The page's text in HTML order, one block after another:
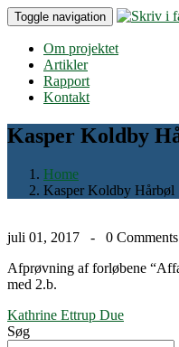
Toggle navigation
Om projektet
Artikler
Rapport
Kontakt
Kasper Koldby
Home
Kasper Koldby Hårbøl
juli 01, 2017 - 0 Comments
Afprøvning af forløbene
med 2.b.
Indlægsnavigation
Kathrine Ettrup Due
Søg